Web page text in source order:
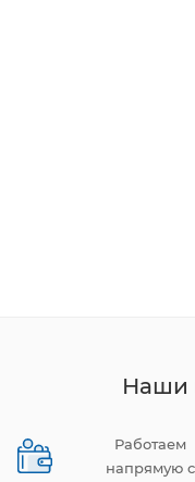
Наши
Работаем
напрямую с